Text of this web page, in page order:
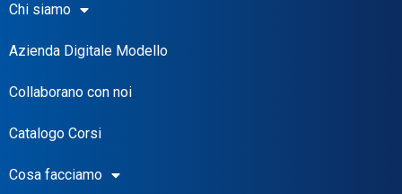
Chi siamo
Azienda Digitale Modello
Collaborano con noi
Catalogo Corsi
Cosa facciamo